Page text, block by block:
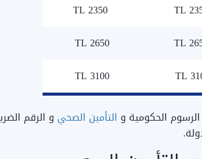
TL 2650
TL
TL 3100
الحكومية و التأمين الصحي و الرقم